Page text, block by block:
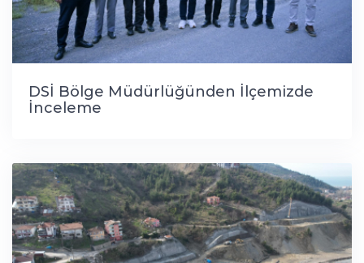
DSİ Bölge Müdürlüğünden İlçemizde
İnceleme